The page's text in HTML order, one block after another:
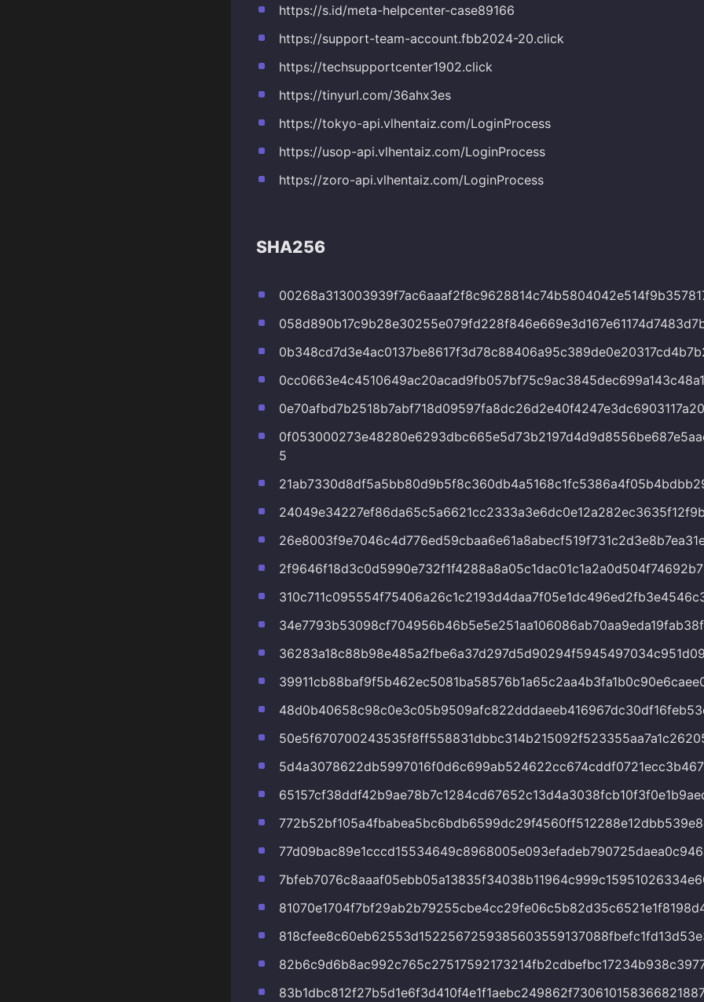
https://s.id/meta-helpcenter-case89166
https://support-team-account.fbb2024-20.click
https://techsupportcenter1902.click
https://tinyurl.com/36ahx3es
https://tokyo-api.vlhentaiz.com/LoginProcess
https://usop-api.vlhentaiz.com/LoginProcess
https://zoro-api.vlhentaiz.com/LoginProcess
SHA256
5